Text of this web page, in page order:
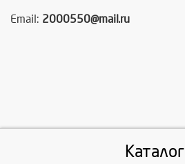
Email: 2000550@mail.ru
Каталог